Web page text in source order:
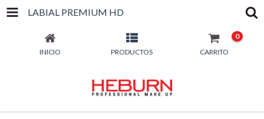
LABIAL PREMIUM HD
INICIO PRODUCTOS CARRITO
0